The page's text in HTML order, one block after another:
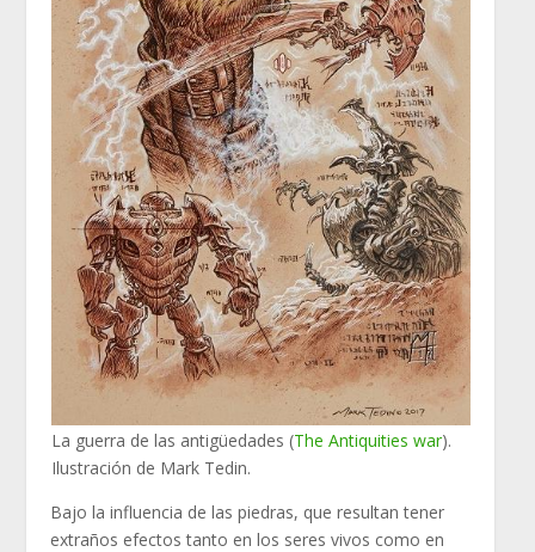
La guerra de las antigüedades (The Antiquities war).
Ilustración de Mark Tedin.
Bajo la influencia de las piedras, que resultan tener
extraños efectos tanto en los seres vivos como en